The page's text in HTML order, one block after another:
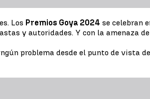
Los Premios Goya 2024 se celebran
y autoridades. Y con la amenaza
problema desde el punto de vista